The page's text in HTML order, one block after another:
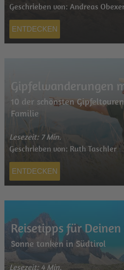
Geschrieben von: Andreas
ENTDECKEN
Gipfelwanderungen
10 der schönsten
Familie
Lesezeit: 7 Min.
Geschrieben von: Ruth Taschler
ENTDECKEN
Reisetipps für
Sonne tanken in Südtirol
Lesezeit: 4 Min.